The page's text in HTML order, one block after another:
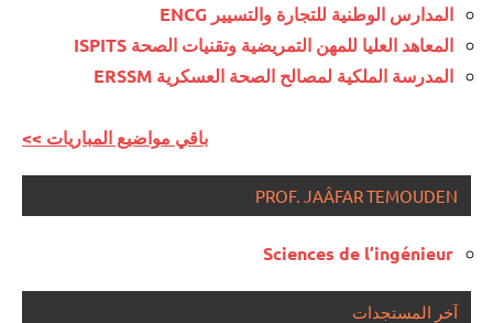
المدارس الوطنية للتجارة والتسيير ENCG
المعاهد العليا للمهن التمريضية وتقنيات الصحة ISPITS
المدرسة الملكية لمصالح الصحة العسكرية ERSSM
<< باقي مواضيع المباريات
PROF. JAÂFAR TEMOUDEN
Sciences de l’ingénieur
آخر المستجدات